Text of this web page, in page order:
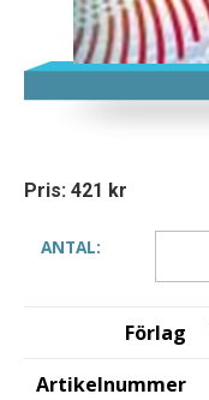
Pris: 421 kr
ANTAL:
Förlag
Artikelnummer